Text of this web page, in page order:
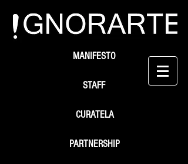
STAFF
MANIFESTO
PARTNERSHIP
CURATELA